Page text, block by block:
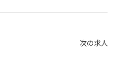
次の求人